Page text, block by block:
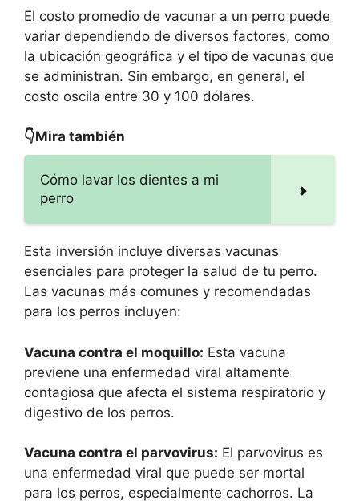
El costo promedio de vacunar a un perro puede
variar dependiendo de diversos factores, como
la ubicación geográfica y el tipo de vacunas que
se administran. Sin embargo, en general, el
costo oscila entre 30 y 100 dólares.
👇Mira también
Cómo lavar los dientes a mi
perro
Esta inversión incluye diversas vacunas
esenciales para proteger la salud de tu perro.
Las vacunas más comunes y recomendadas
para los perros incluyen:
Vacuna contra el moquillo: Esta vacuna
previene una enfermedad viral altamente
contagiosa que afecta el sistema respiratorio y
digestivo de los perros.
Vacuna contra el parvovirus: El parvovirus es
una enfermedad viral que puede ser mortal
para los perros, especialmente cachorros. La